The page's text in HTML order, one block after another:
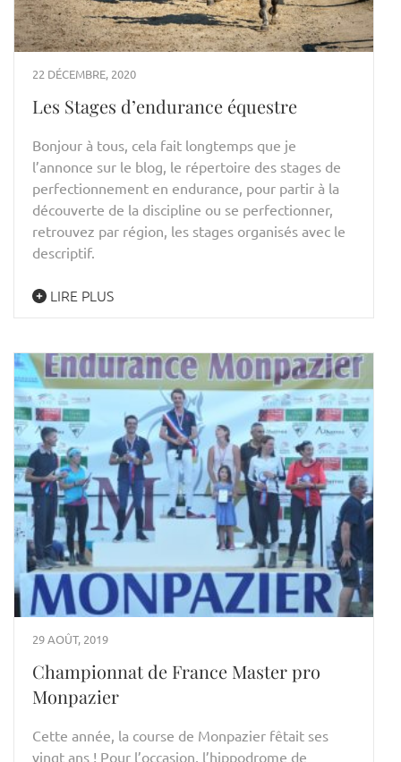
22 DÉCEMBRE, 2020
Les Stages d’endurance équestre
Bonjour à tous, cela fait longtemps que je
l’annonce sur le blog, le répertoire des stages de
perfectionnement en endurance, pour partir à la
découverte de la discipline ou se perfectionner,
retrouvez par région, les stages organisés avec le
descriptif.
LIRE PLUS
29 AOÛT, 2019
Championnat de France Master pro
Monpazier
Cette année, la course de Monpazier fêtait ses
vingt ans ! Pour l’occasion, l’hippodrome de